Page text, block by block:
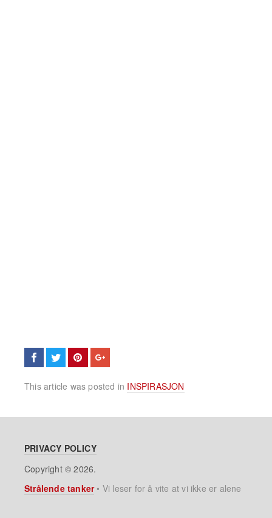
This article was posted in INSPIRASJON
PRIVACY POLICY
Copyright © 2026.
Strålende tanker• Vi leser for å vite at vi ikke er alene